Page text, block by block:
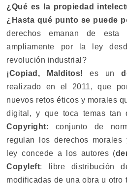
¿Qué es la propiedad
¿Hasta qué punto se puede
derechos emanan de esta
ampliamente por la ley
revolución industrial?
¡Copiad, Malditos! es un
realizado en el 2011, que
nuevos retos éticos y morales
digital, y que toca temas tan
Copyright: conjunto de
regulan los derechos
ley concede a los autores (
Copyleft: libre distribución
modificadas de una obra u otro